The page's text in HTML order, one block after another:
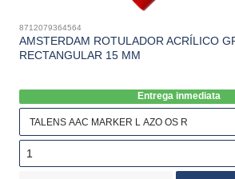
8712079364564
AMSTERDAM ROTULADOR ACRÍLICO
RECTANGULAR 15 MM
Entrega inmediata